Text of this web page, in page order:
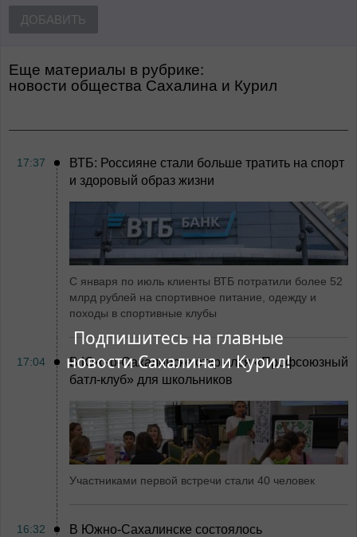
Подпишитесь на главные
новости Сахалина и Курил!
ДОБАВИТЬ
Еще материалы в рубрике:
Новости общества Сахалина и Курил
17:37
ВТБ: Россияне стали больше тратить на спорт
и здоровый образ жизни
С января по июль клиенты ВТБ потратили более 52
млрд рублей на спортивное питание, одежду и
походы в спортивные клубы
17:04
В Южно-Сахалинске открылся «Профсоюзный
батл-клуб» для школьников
Участниками первой встречи стали 40 человек
16:32 В Южно-Сахалинске состоялось